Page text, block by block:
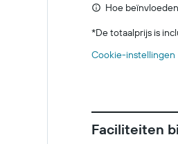
Hoe
*De totaalprijs is
Cookie-instellingen
Faciliteiten